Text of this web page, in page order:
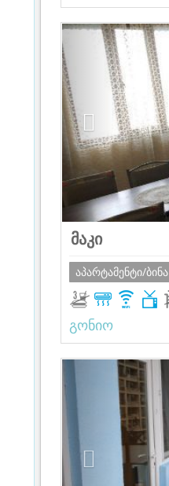
Previous
მაკი
აპარტამენტი/ბინა
გონიო
Previous